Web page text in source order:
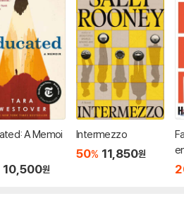
A Memoi
10,500원
Intermezzo
50% 11,850원